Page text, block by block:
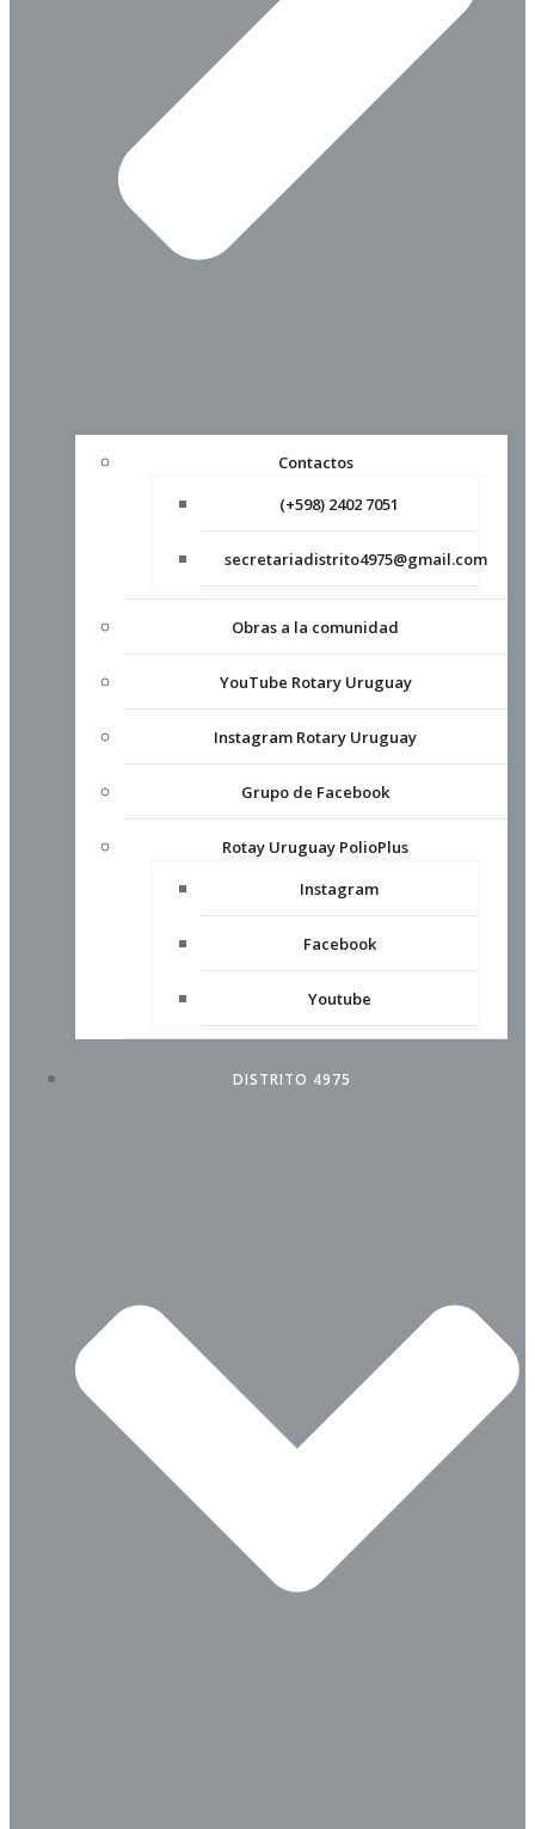
Contactos
(+598) 2402 7051
secretariadistrito4975@gmail.com
Obras a la comunidad
YouTube Rotary Uruguay
Instagram Rotary Uruguay
Grupo de Facebook
Rotay Uruguay PolioPlus
Instagram
Facebook
Youtube
DISTRITO 4975